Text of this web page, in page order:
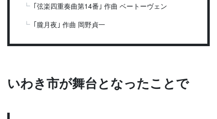
｢弦楽四重奏曲第14番｣ 作曲 ベートーヴェン
｢朧月夜｣ 作曲 岡野貞一
いわき市が舞台となったことで